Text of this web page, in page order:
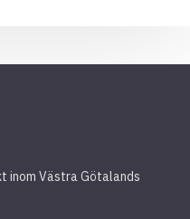
inom Västra Götalands